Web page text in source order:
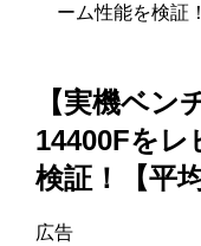
ーム性能を検証
【実機ベン
14400Fをレ
検証！【平
広告